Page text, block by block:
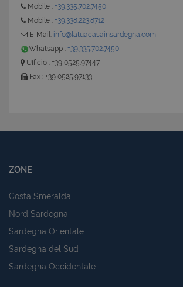
Mobile : +39.335.702.7450
Mobile : +39.338.223.8712
E-Mail: info@latuacasainsardegna.com
Whatsapp : +39.335.702.7450
Ufficio : +39 0525.97447
Fax : +39 0525.97133
ZONE
Costa Smeralda
Nord Sardegna
Sardegna Orientale
Sardegna del Sud
Sardegna Occidentale